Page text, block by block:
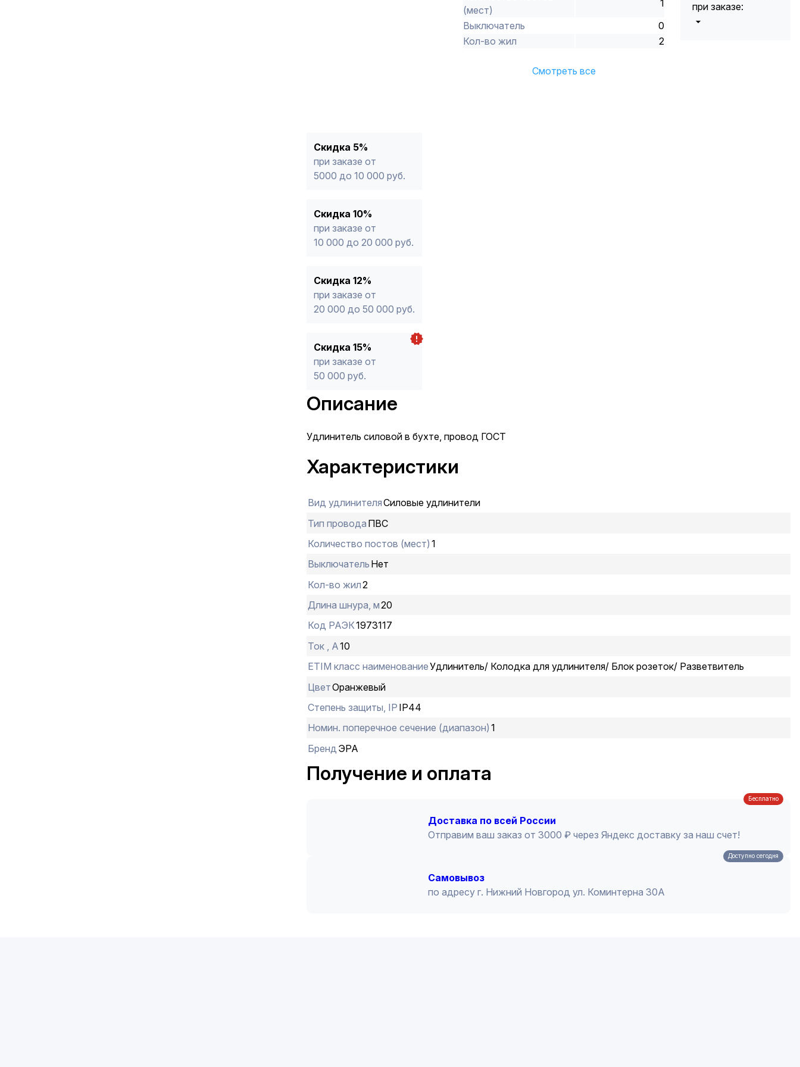
(мест)
1
Выключатель
0
Кол-во жил
2
Смотреть все
при заказе:
Скидка 5%
при заказе от
5000 до 10 000 руб.
Скидка 10%
при заказе от
10 000 до 20 000 руб.
Скидка 12%
при заказе от
20 000 до 50 000 руб.
Скидка 15%
при заказе от
50 000 руб.
Описание
Удлинитель силовой в бухте, провод ГОСТ
Характеристики
Вид удлинителяСиловые удлинители
Тип провода ПВС
Количество постов (мест) 1
Выключатель Нет
Кол-во жил2
Длина шнура, м20
Код РАЭК1973117
Ток , А10
ETIM класс наименованиеУдлинитель/ Колодка для удлинителя/ Блок розеток/ Разветвитель
ЦветОранжевый
Степень защиты, IP IP44
Номин. поперечное сечение (диапазон) 1
Бренд ЭРА
Получение и оплата
Бесплатно
Доставка по всей России
Отправим ваш заказ от 3000 ₽ через Яндекс доставку за наш счет!
Доступно сегодня
Cамовывоз
по адресу г. Нижний Новгород ул. Коминтерна 30А